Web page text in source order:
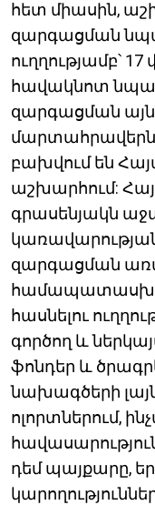
հետ միասին,
զարգացման
ուղղությամբ՝
հավակնոտ
զարգացման
բախվում են
աշխարհում:
գրասենյակն
զարգացման
հասնելու
գործող և
ֆոնդեր և
նախագծերի
ոլորտներում,
դեմ պայքարը,